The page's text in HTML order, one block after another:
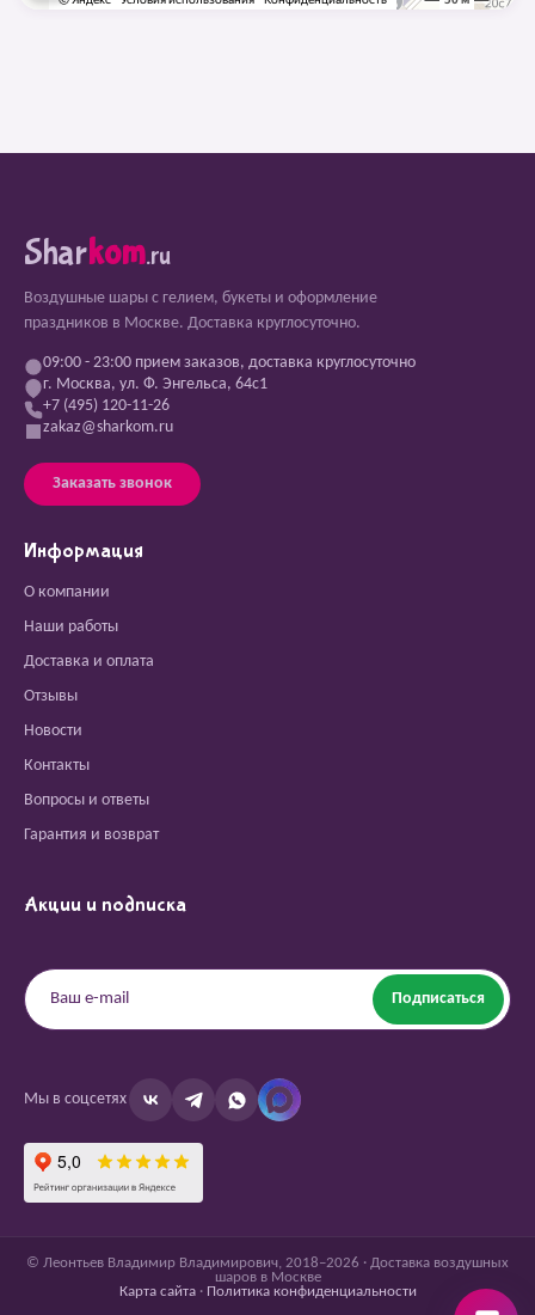
Sharkom.ru
Воздушные шары с гелием, букеты и оформление
праздников в Москве. Доставка круглосуточно.
09:00 - 23:00 прием заказов, доставка круглосуточно
г. Москва, ул. Ф. Энгельса, 64с1
+7 (495) 120-11-26
zakaz@sharkom.ru
Заказать звонок
Информация
О компании
Наши работы
Доставка и оплата
Отзывы
Новости
Контакты
Вопросы и ответы
Гарантия и возврат
Акции и подписка
Подписаться
Мы в соцсетях
© Леонтьев Владимир Владимирович, 2018–2026 · Доставка воздушных
шаров в Москве
Карта сайта· Политика конфиденциальности